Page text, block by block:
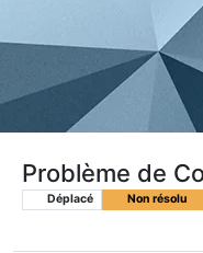
Problème de
Déplacé Non résolu